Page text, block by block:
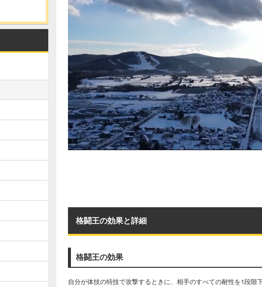
格闘王の効果と詳細
格闘王の効果
自分が体技の特技で攻撃するときに、相手のすべての耐性を1段階